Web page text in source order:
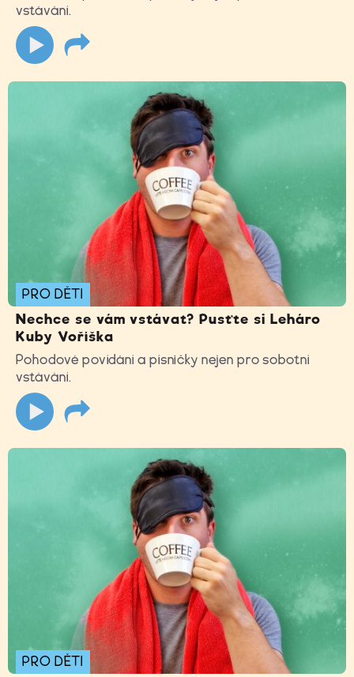
vstávání.
PRO DĚTI
Nechce se vám vstávat? Pusťte si Leháro
Kuby Voříška
Pohodové povídání a písničky nejen pro sobotní
vstávání.
PRO DĚTI